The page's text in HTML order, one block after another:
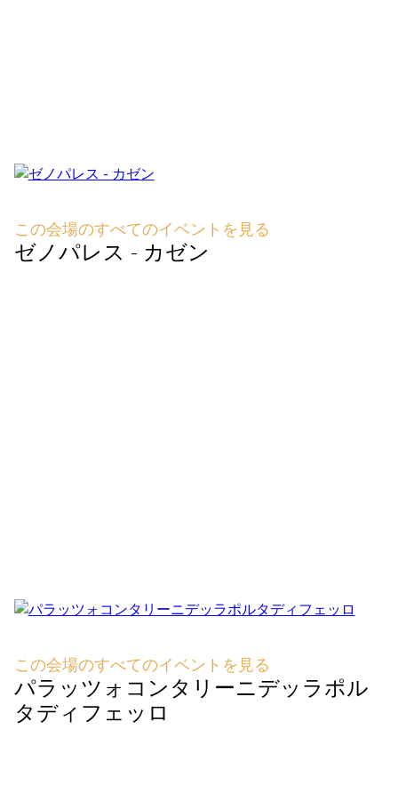
この会場のすべてのイベントを見る
ゼノパレス - カゼン
この会場のすべてのイベントを見る
パラッツォコンタリーニデッラポル
タディフェッロ